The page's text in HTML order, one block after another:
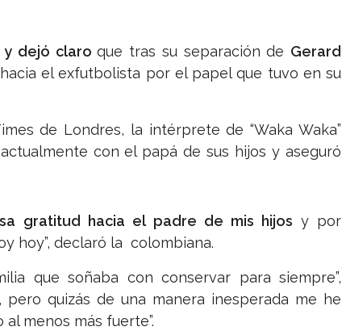
y dejó claroque tras su separación de Gerard
el exfutbolista por el papel que tuvo en su
de Londres, la intérprete de “Waka Waka”
con el papá de sus hijos y aseguró
gratitud hacia el padre de mis hijos y por
hoy”, declaró la colombiana.
que soñaba con conservar para siempre”,
pero quizás de una manera inesperada me he
menos más fuerte”.